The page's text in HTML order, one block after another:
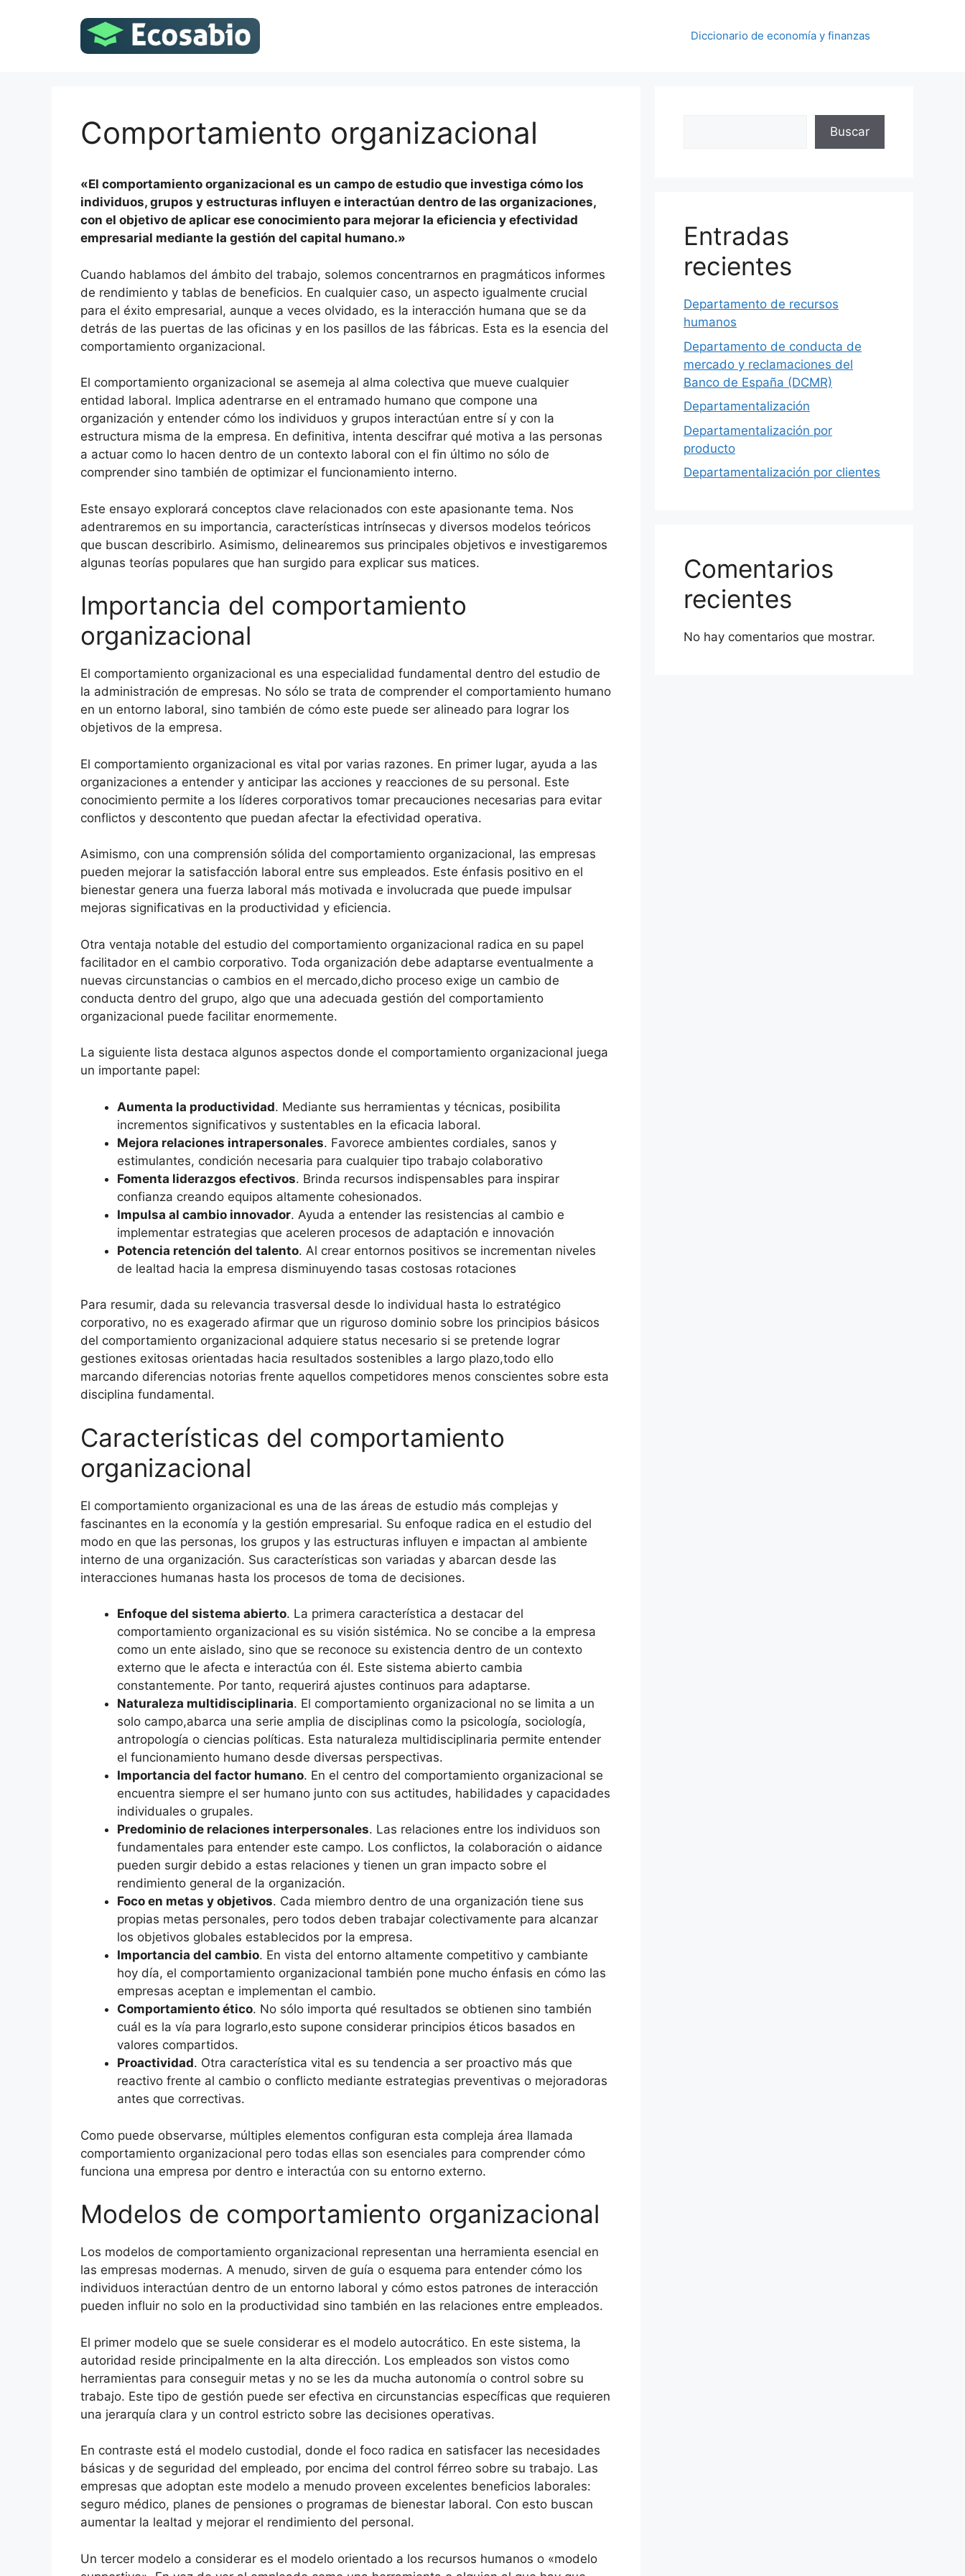
Diccionario de economía y finanzas
Comportamiento organizacional
«El comportamiento organizacional es un campo de estudio que investiga cómo los
individuos, grupos y estructuras influyen e interactúan dentro de las organizaciones,
con el objetivo de aplicar ese conocimiento para mejorar la eficiencia y efectividad
empresarial mediante la gestión del capital humano.»
Cuando hablamos del ámbito del trabajo, solemos concentrarnos en pragmáticos informes
de rendimiento y tablas de beneficios. En cualquier caso, un aspecto igualmente crucial
para el éxito empresarial, aunque a veces olvidado, es la interacción humana que se da
detrás de las puertas de las oficinas y en los pasillos de las fábricas. Esta es la esencia del
comportamiento organizacional.
El comportamiento organizacional se asemeja al alma colectiva que mueve cualquier
entidad laboral. Implica adentrarse en el entramado humano que compone una
organización y entender cómo los individuos y grupos interactúan entre sí y con la
estructura misma de la empresa. En definitiva, intenta descifrar qué motiva a las personas
a actuar como lo hacen dentro de un contexto laboral con el fin último no sólo de
comprender sino también de optimizar el funcionamiento interno.
Este ensayo explorará conceptos clave relacionados con este apasionante tema. Nos
adentraremos en su importancia, características intrínsecas y diversos modelos teóricos
que buscan describirlo. Asimismo, delinearemos sus principales objetivos e investigaremos
algunas teorías populares que han surgido para explicar sus matices.
Importancia del comportamiento
organizacional
El comportamiento organizacional es una especialidad fundamental dentro del estudio de
la administración de empresas. No sólo se trata de comprender el comportamiento humano
en un entorno laboral, sino también de cómo este puede ser alineado para lograr los
objetivos de la empresa.
El comportamiento organizacional es vital por varias razones. En primer lugar, ayuda a las
organizaciones a entender y anticipar las acciones y reacciones de su personal. Este
conocimiento permite a los líderes corporativos tomar precauciones necesarias para evitar
conflictos y descontento que puedan afectar la efectividad operativa.
Asimismo, con una comprensión sólida del comportamiento organizacional, las empresas
pueden mejorar la satisfacción laboral entre sus empleados. Este énfasis positivo en el
bienestar genera una fuerza laboral más motivada e involucrada que puede impulsar
mejoras significativas en la productividad y eficiencia.
Otra ventaja notable del estudio del comportamiento organizacional radica en su papel
facilitador en el cambio corporativo. Toda organización debe adaptarse eventualmente a
nuevas circunstancias o cambios en el mercado,dicho proceso exige un cambio de
conducta dentro del grupo, algo que una adecuada gestión del comportamiento
organizacional puede facilitar enormemente.
La siguiente lista destaca algunos aspectos donde el comportamiento organizacional juega
un importante papel:
Aumenta la productividad. Mediante sus herramientas y técnicas, posibilita
incrementos significativos y sustentables en la eficacia laboral.
Mejora relaciones intrapersonales. Favorece ambientes cordiales, sanos y
estimulantes, condición necesaria para cualquier tipo trabajo colaborativo
Fomenta liderazgos efectivos. Brinda recursos indispensables para inspirar
confianza creando equipos altamente cohesionados.
Impulsa al cambio innovador. Ayuda a entender las resistencias al cambio e
implementar estrategias que aceleren procesos de adaptación e innovación
Potencia retención del talento. Al crear entornos positivos se incrementan niveles
de lealtad hacia la empresa disminuyendo tasas costosas rotaciones
Para resumir, dada su relevancia trasversal desde lo individual hasta lo estratégico
corporativo, no es exagerado afirmar que un riguroso dominio sobre los principios básicos
del comportamiento organizacional adquiere status necesario si se pretende lograr
gestiones exitosas orientadas hacia resultados sostenibles a largo plazo,todo ello
marcando diferencias notorias frente aquellos competidores menos conscientes sobre esta
disciplina fundamental.
Características del comportamiento
organizacional
El comportamiento organizacional es una de las áreas de estudio más complejas y
fascinantes en la economía y la gestión empresarial. Su enfoque radica en el estudio del
modo en que las personas, los grupos y las estructuras influyen e impactan al ambiente
interno de una organización. Sus características son variadas y abarcan desde las
interacciones humanas hasta los procesos de toma de decisiones.
Enfoque del sistema abierto. La primera característica a destacar del
comportamiento organizacional es su visión sistémica. No se concibe a la empresa
como un ente aislado, sino que se reconoce su existencia dentro de un contexto
externo que le afecta e interactúa con él. Este sistema abierto cambia
constantemente. Por tanto, requerirá ajustes continuos para adaptarse.
Naturaleza multidisciplinaria. El comportamiento organizacional no se limita a un
solo campo,abarca una serie amplia de disciplinas como la psicología, sociología,
antropología o ciencias políticas. Esta naturaleza multidisciplinaria permite entender
el funcionamiento humano desde diversas perspectivas.
Importancia del factor humano. En el centro del comportamiento organizacional se
encuentra siempre el ser humano junto con sus actitudes, habilidades y capacidades
individuales o grupales.
Predominio de relaciones interpersonales. Las relaciones entre los individuos son
fundamentales para entender este campo. Los conflictos, la colaboración o aidance
pueden surgir debido a estas relaciones y tienen un gran impacto sobre el
rendimiento general de la organización.
Foco en metas y objetivos. Cada miembro dentro de una organización tiene sus
propias metas personales, pero todos deben trabajar colectivamente para alcanzar
los objetivos globales establecidos por la empresa.
Importancia del cambio. En vista del entorno altamente competitivo y cambiante
hoy día, el comportamiento organizacional también pone mucho énfasis en cómo las
empresas aceptan e implementan el cambio.
Comportamiento ético. No sólo importa qué resultados se obtienen sino también
cuál es la vía para lograrlo,esto supone considerar principios éticos basados en
valores compartidos.
Proactividad. Otra característica vital es su tendencia a ser proactivo más que
reactivo frente al cambio o conflicto mediante estrategias preventivas o mejoradoras
antes que correctivas.
Como puede observarse, múltiples elementos configuran esta compleja área llamada
comportamiento organizacional pero todas ellas son esenciales para comprender cómo
funciona una empresa por dentro e interactúa con su entorno externo.
Modelos de comportamiento organizacional
Los modelos de comportamiento organizacional representan una herramienta esencial en
las empresas modernas. A menudo, sirven de guía o esquema para entender cómo los
individuos interactúan dentro de un entorno laboral y cómo estos patrones de interacción
pueden influir no solo en la productividad sino también en las relaciones entre empleados.
El primer modelo que se suele considerar es el modelo autocrático. En este sistema, la
autoridad reside principalmente en la alta dirección. Los empleados son vistos como
herramientas para conseguir metas y no se les da mucha autonomía o control sobre su
trabajo. Este tipo de gestión puede ser efectiva en circunstancias específicas que requieren
una jerarquía clara y un control estricto sobre las decisiones operativas.
En contraste está el modelo custodial, donde el foco radica en satisfacer las necesidades
básicas y de seguridad del empleado, por encima del control férreo sobre su trabajo. Las
empresas que adoptan este modelo a menudo proveen excelentes beneficios laborales:
seguro médico, planes de pensiones o programas de bienestar laboral. Con esto buscan
aumentar la lealtad y mejorar el rendimiento del personal.
Un tercer modelo a considerar es el modelo orientado a los recursos humanos o «modelo
Buscar
Entradas
recientes
Departamento de recursos
humanos
Departamento de conducta de
mercado y reclamaciones del
Banco de España (DCMR)
Departamentalización
Departamentalización por
producto
Departamentalización por clientes
Comentarios
recientes
No hay comentarios que mostrar.